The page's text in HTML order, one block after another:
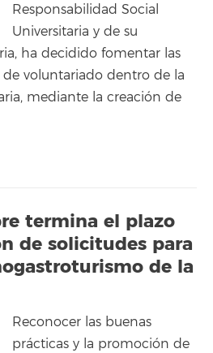
Responsabilidad Social
Universitaria y de su
ha decidido fomentar las
de voluntariado dentro de la
mediante la creación de
termina el plazo
de solicitudes para
de la
Reconocer las buenas
prácticas y la promoción de